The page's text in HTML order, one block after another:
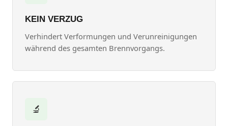
KEIN VERZUG
Verhindert Verformungen und Verunreinigungen
während des gesamten Brennvorgangs.
🔬